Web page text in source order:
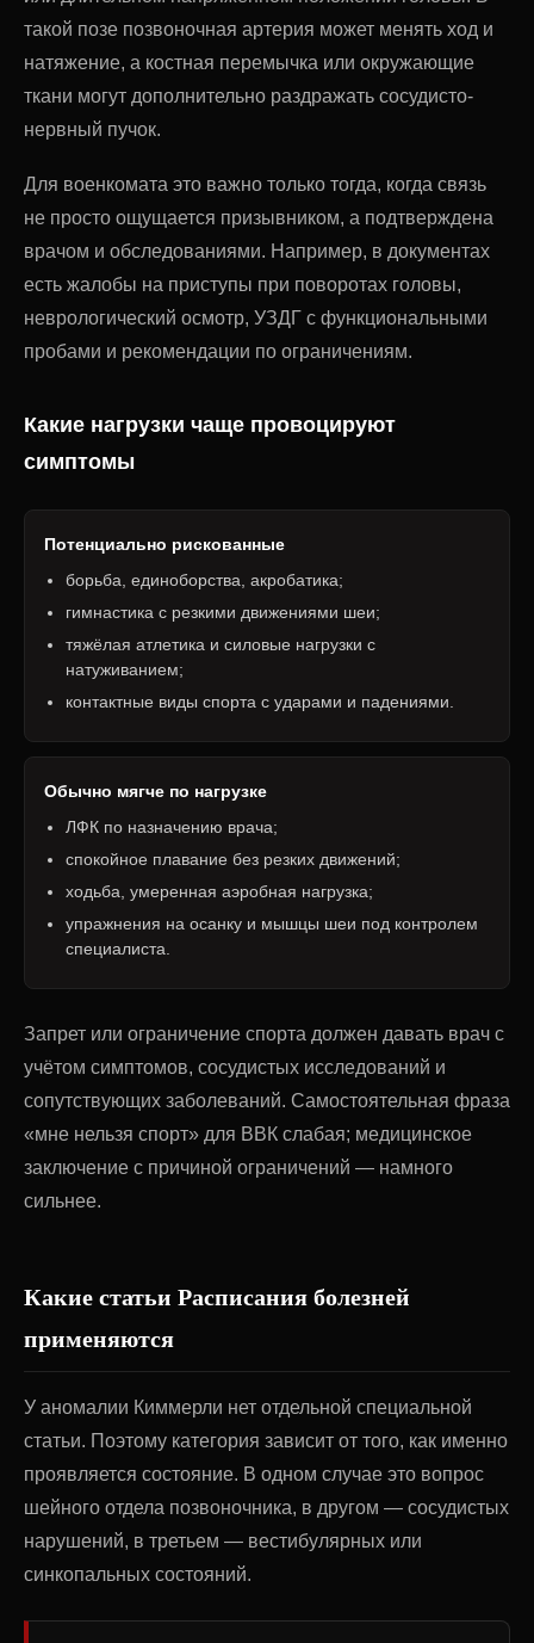
такой позе позвоночная артерия может менять ход и
натяжение, а костная перемычка или окружающие
ткани могут дополнительно раздражать сосудисто-
нервный пучок.
Для военкомата это важно только тогда, когда связь
не просто ощущается призывником, а подтверждена
врачом и обследованиями. Например, в документах
есть жалобы на приступы при поворотах головы,
неврологический осмотр, УЗДГ с функциональными
пробами и рекомендации по ограничениям.
Какие нагрузки чаще провоцируют
симптомы
Потенциально рискованные
борьба, единоборства, акробатика;
гимнастика с резкими движениями шеи;
тяжёлая атлетика и силовые нагрузки с
натуживанием;
контактные виды спорта с ударами и падениями.
Обычно мягче по нагрузке
ЛФК по назначению врача;
спокойное плавание без резких движений;
ходьба, умеренная аэробная нагрузка;
упражнения на осанку и мышцы шеи под контролем
специалиста.
Запрет или ограничение спорта должен давать врач с
учётом симптомов, сосудистых исследований и
сопутствующих заболеваний. Самостоятельная фраза
«мне нельзя спорт» для ВВК слабая; медицинское
заключение с причиной ограничений — намного
сильнее.
Какие статьи Расписания болезней
применяются
У аномалии Киммерли нет отдельной специальной
статьи. Поэтому категория зависит от того, как именно
проявляется состояние. В одном случае это вопрос
шейного отдела позвоночника, в другом — сосудистых
нарушений, в третьем — вестибулярных или
синкопальных состояний.